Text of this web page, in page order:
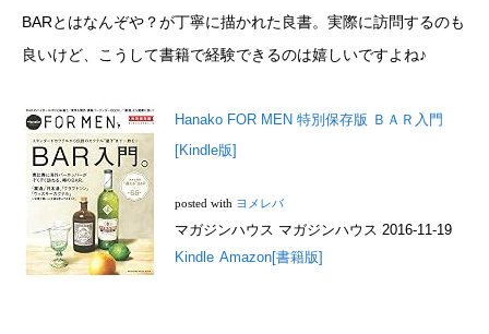
BARとはなんぞや？が丁寧に描かれた良書。実際に訪問するのも
良いけど、こうして書籍で経験できるのは嬉しいですよね♪
Hanako FOR MEN 特別保存版 ＢＡＲ入門
[Kindle版]
posted with ヨメレバ
マガジンハウス マガジンハウス 2016-11-19
Kindle Amazon[書籍版]